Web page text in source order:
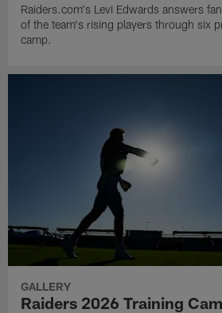
Raiders.com's Levi Edwards answers
of the team's rising players through six
camp.
GALLERY
Raiders 2026 Training